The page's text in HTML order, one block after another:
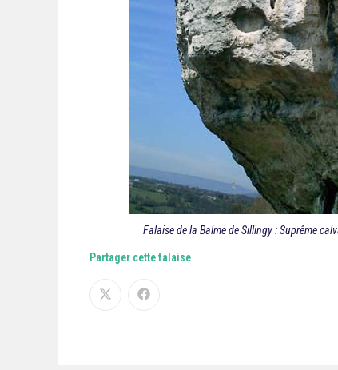
Falaise de la Balme de Sillingy : Suprême
Partager cette falaise